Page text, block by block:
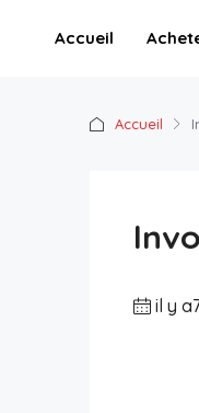
Accueil
Accueil
il y